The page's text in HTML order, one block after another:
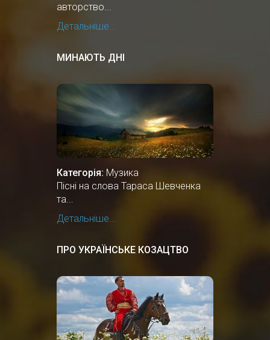
авторство...
Детальніше...
МИНАЮТЬ ДНІ
Категорія: Музика
Пісні на слова Тараса Шевченка
та...
Детальніше...
ПРО УКРАЇНСЬКЕ КОЗАЦТВО